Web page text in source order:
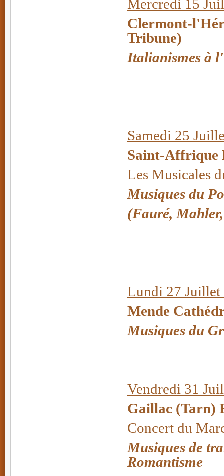
Mercredi 15
Clermont-
Tribune)
Italianismes à
Samedi 25
Saint-Affrique
Les Musicales
Musiques du
(Fauré,
Lundi 27
Mende
Musiques du
Vendredi 31
Gaillac (Tarn)
Concert du
Musiques de
Romantisme